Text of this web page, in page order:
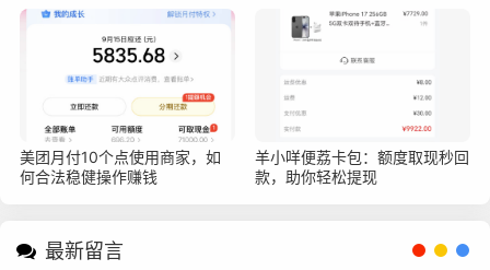
美团月付10个点使用商家，如
何合法稳健操作赚钱
羊小咩便荔卡包：额度取现秒回
款，助你轻松提现
最新留言